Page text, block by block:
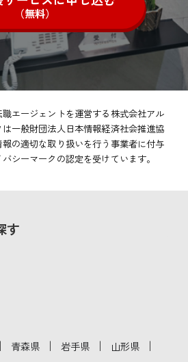
（無料）
エージェントを運営する株式会社アル
は一般財団法人日本情報経済社会推進協
の適切な取り扱いを行う事業者に付与
シーマークの認定を受けています。
す
｜ 青森県 ｜ 岩手県 ｜ 山形県 ｜